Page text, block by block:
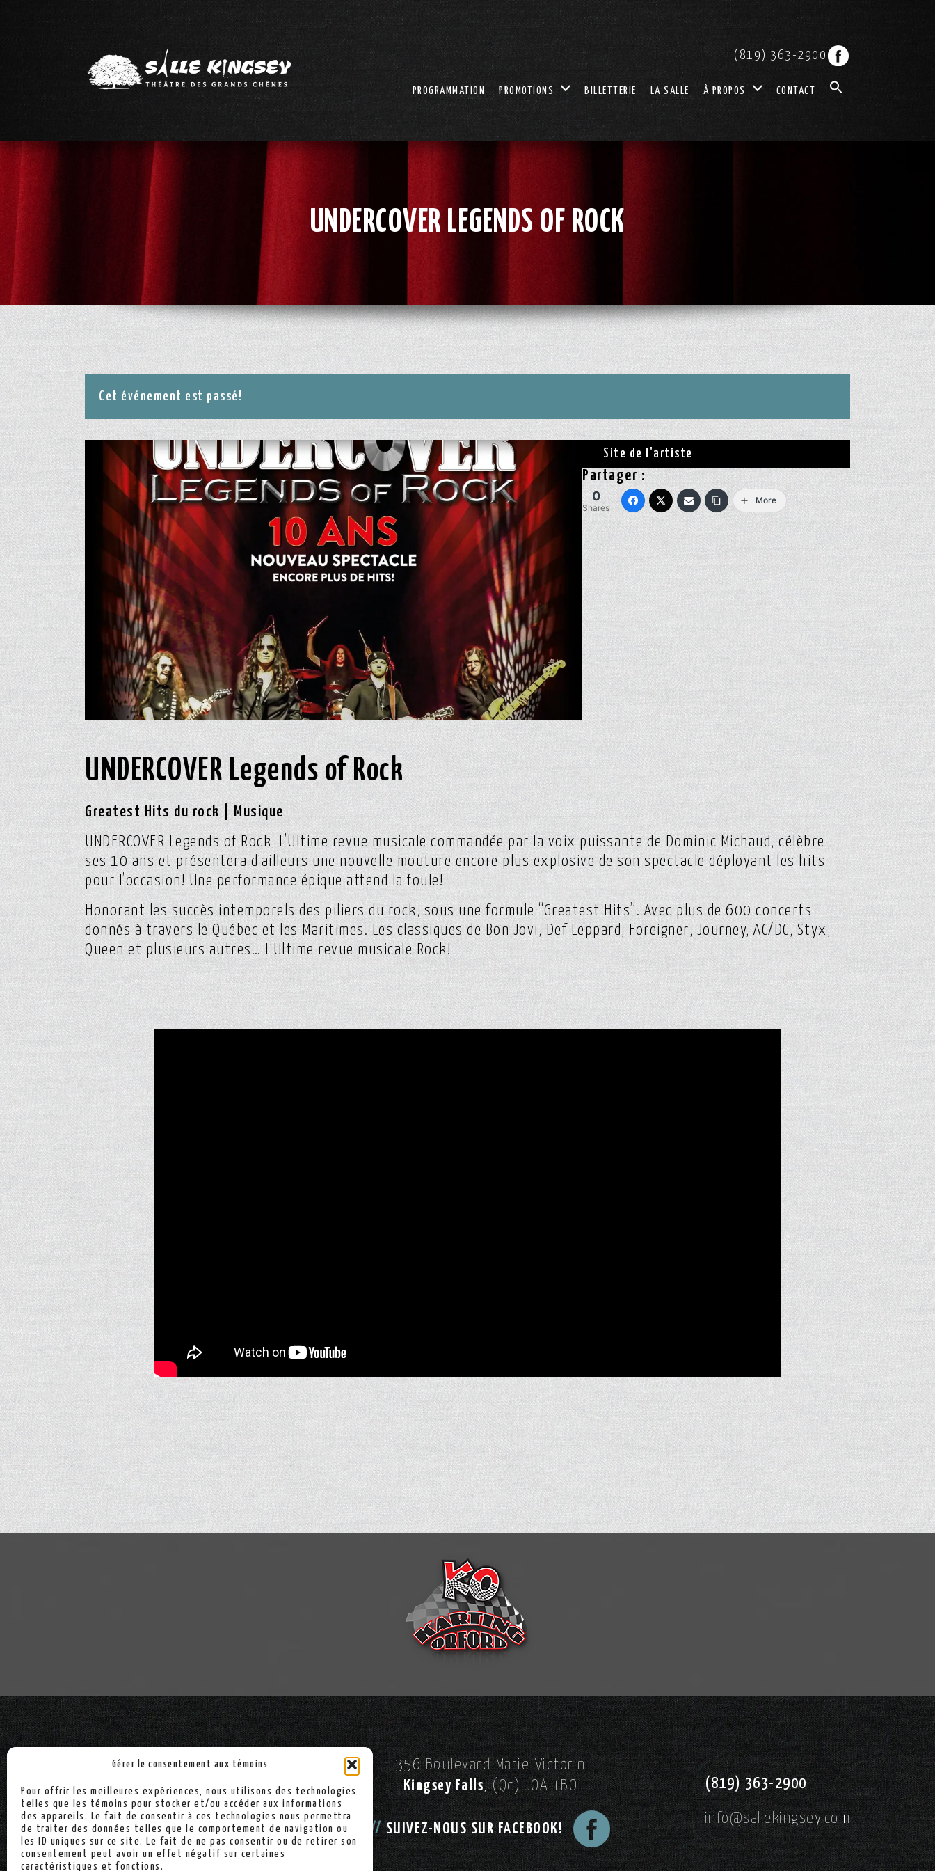
Gérer le consentement aux témoins
Pour offrir les meilleures expériences, nous utilisons des technologies
telles que les témoins pour stocker et/ou accéder aux informations
des appareils. Le fait de consentir à ces technologies nous permettra
de traiter des données telles que le comportement de navigation ou
les ID uniques sur ce site. Le fait de ne pas consentir ou de retirer son
consentement peut avoir un effet négatif sur certaines
caractéristiques et fonctions.
(819) 363-2900
PROGRAMMATION PROMOTIONS BILLETTERIE LA SALLE À PROPOS CONTACT
UNDERCOVER LEGENDS OF ROCK
Cet événement est passé!
Site de l'artiste
Partager :
0
Shares
More
UNDERCOVER Legends of Rock
Greatest Hits du rock | Musique
UNDERCOVER Legends of Rock, L’Ultime revue musicale commandée par la voix puissante de Dominic Michaud, célèbre
ses 10 ans et présentera d’ailleurs une nouvelle mouture encore plus explosive de son spectacle déployant les hits
pour l’occasion! Une performance épique attend la foule!
Honorant les succès intemporels des piliers du rock, sous une formule “Greatest Hits”. Avec plus de 600 concerts
donnés à travers le Québec et les Maritimes. Les classiques de Bon Jovi, Def Leppard, Foreigner, Journey, AC/DC, Styx,
Queen et plusieurs autres… L’Ultime revue musicale Rock!
356 Boulevard Marie-Victorin
Kingsey Falls, (Qc) JOA 1BO
//SUIVEZ-NOUS SUR FACEBOOK!
(819) 363-2900
info@sallekingsey.com
Politique de confidentialitéPolitique de cookies